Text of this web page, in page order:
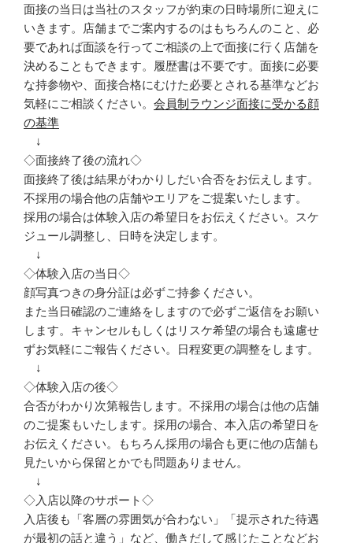
面接の当日は当社のスタッフが約束の日時場所に迎えに
いきます。店舗までご案内するのはもちろんのこと、必
要であれば面談を行ってご相談の上で面接に行く店舗を
決めることもできます。履歴書は不要です。面接に必要
な持参物や、面接合格にむけた必要とされる基準などお
気軽にご相談ください。 会員制ラウンジ面接に受かる顔
の基準
↓
◇面接終了後の流れ◇
面接終了後は結果がわかりしだい合否をお伝えします。
不採用の場合他の店舗やエリアをご提案いたします。
採用の場合は体験入店の希望日をお伝えください。スケ
ジュール調整し、日時を決定します。
↓
◇体験入店の当日◇
顔写真つきの身分証は必ずご持参ください。
また当日確認のご連絡をしますので必ずご返信をお願い
します。キャンセルもしくはリスケ希望の場合も遠慮せ
ずお気軽にご報告ください。日程変更の調整をします。
↓
◇体験入店の後◇
合否がわかり次第報告します。不採用の場合は他の店舗
のご提案もいたします。採用の場合、本入店の希望日を
お伝えください。もちろん採用の場合も更に他の店舗も
見たいから保留とかでも問題ありません。
↓
◇入店以降のサポート◇
入店後も「客層の雰囲気が合わない」「提示された待遇
が最初の話と違う」など、働きだして感じたことなどお